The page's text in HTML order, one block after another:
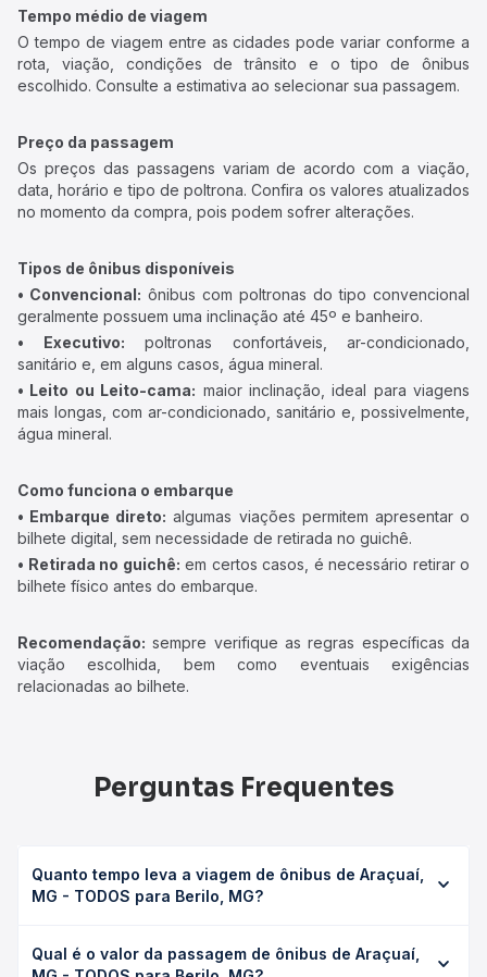
Tempo médio de viagem
O tempo de viagem entre as cidades pode variar conforme a
rota, viação, condições de trânsito e o tipo de ônibus
escolhido. Consulte a estimativa ao selecionar sua passagem.
Preço da passagem
Os preços das passagens variam de acordo com a viação,
data, horário e tipo de poltrona. Confira os valores atualizados
no momento da compra, pois podem sofrer alterações.
Tipos de ônibus disponíveis
• Convencional: ônibus com poltronas do tipo convencional
geralmente possuem uma inclinação até 45º e banheiro.
• Executivo: poltronas confortáveis, ar-condicionado,
sanitário e, em alguns casos, água mineral.
• Leito ou Leito-cama: maior inclinação, ideal para viagens
mais longas, com ar-condicionado, sanitário e, possivelmente,
água mineral.
Como funciona o embarque
• Embarque direto: algumas viações permitem apresentar o
bilhete digital, sem necessidade de retirada no guichê.
• Retirada no guichê: em certos casos, é necessário retirar o
bilhete físico antes do embarque.
Recomendação: sempre verifique as regras específicas da
viação escolhida, bem como eventuais exigências
relacionadas ao bilhete.
Perguntas Frequentes
Quanto tempo leva a viagem de ônibus de Araçuaí,
MG - TODOS para Berilo, MG?
MG leva em média 1h 10min, podendo variar conforme a
Qual é o valor da passagem de ônibus de Araçuaí,